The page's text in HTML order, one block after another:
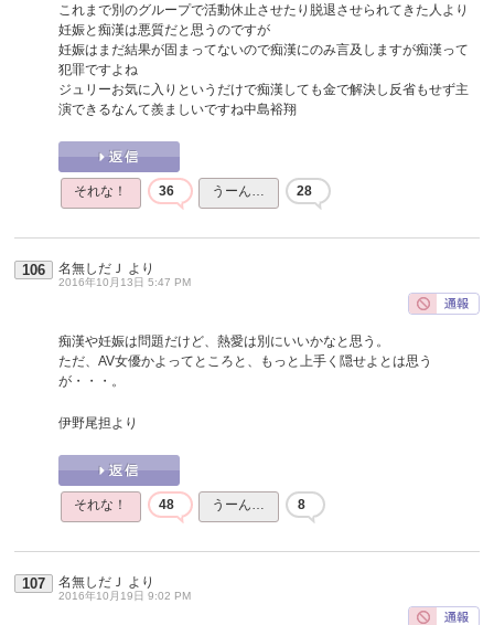
これまで別のグループで活動休止させたり脱退させられてきた人より
妊娠と痴漢は悪質だと思うのですが
妊娠はまだ結果が固まってないので痴漢にのみ言及しますが痴漢って
犯罪ですよね
ジュリーお気に入りというだけで痴漢しても金で解決し反省もせず主
演できるなんて羨ましいですね中島裕翔
それな！ 36 うーん… 28
106 名無しだＪ より
2016年10月13日 5:47 PM
痴漢や妊娠は問題だけど、熱愛は別にいいかなと思う。
ただ、AV女優かよってところと、もっと上手く隠せよとは思う
が・・・。
伊野尾担より
それな！ 48 うーん… 8
107 名無しだＪ より
2016年10月19日 9:02 PM